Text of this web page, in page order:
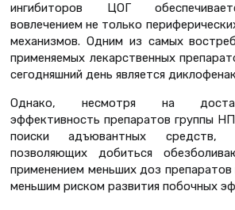
ингибиторов ЦОГ
вовлечением не только
механизмов. Одним из самых
применяемых лекарственных
сегодняшний день является
Однако, несмотря на
эффективность препаратов группы
поиски адъювантных средств,
позволяющих добиться
применением меньших доз препаратов
меньшим риском развития побочных